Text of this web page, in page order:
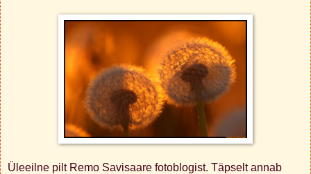
Üleeilne pilt Remo Savisaare fotoblogist. Täpselt annab